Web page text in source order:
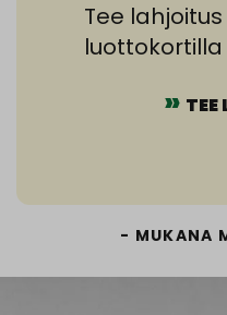
Tee
luottokortilla
TEE
MUKANA